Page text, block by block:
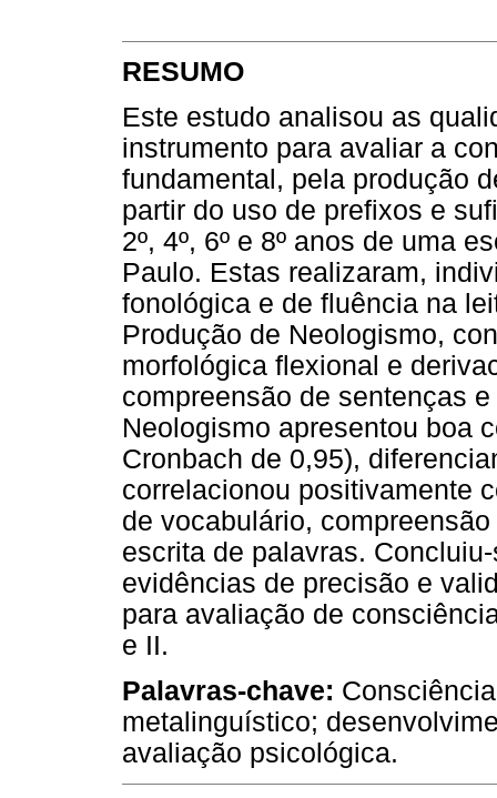
RESUMO
Este estudo analisou as
instrumento para avaliar a
fundamental, pela produção
partir do uso de prefixos e
2º, 4º, 6º e 8º anos de uma
Paulo. Estas realizaram,
fonológica e de fluência na
Produção de Neologismo,
morfológica flexional e
compreensão de sentenças
Neologismo apresentou boa
Cronbach de 0,95),
correlacionou positivamente
de vocabulário,
escrita de palavras.
evidências de precisão e
para avaliação de
e II.
Palavras-chave:
metalinguístico;
avaliação psicológica.